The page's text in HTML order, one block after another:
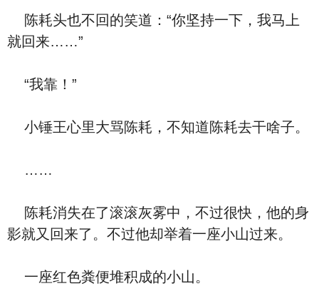
陈耗头也不回的笑道：“你坚持一下，我马上
就回来……”
“我靠！”
小锤王心里大骂陈耗，不知道陈耗去干啥子。
……
陈耗消失在了滚滚灰雾中，不过很快，他的身
影就又回来了。不过他却举着一座小山过来。
一座红色粪便堆积成的小山。